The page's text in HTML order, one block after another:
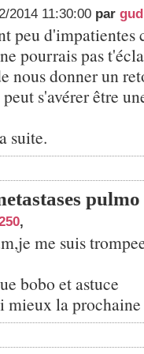
2014 11:30:00 par
peu d'impatientes
pourrais pas
nous donner un
s'avérer être
suite.
pulmo
,
me suis
bobo et astuce
mieux la